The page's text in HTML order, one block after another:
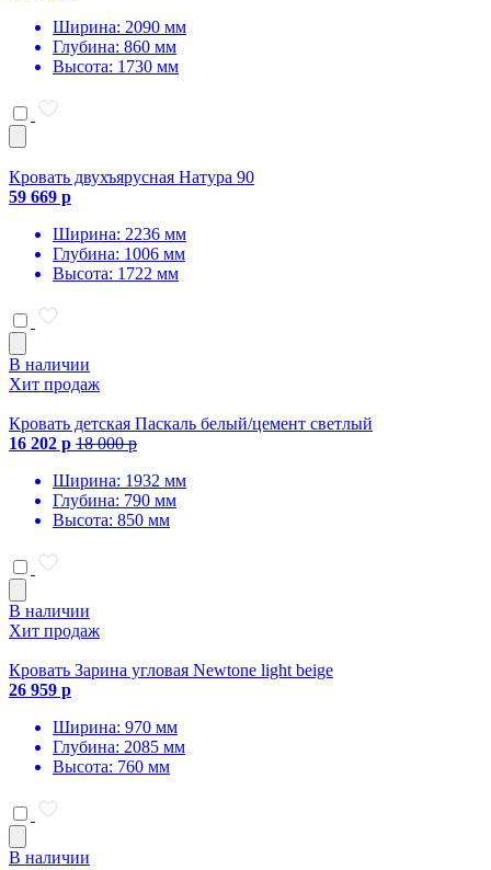
Ширина: 2090 мм
Глубина: 860 мм
Высота: 1730 мм
Кровать двухъярусная Натура 90
59 669 р
Ширина: 2236 мм
Глубина: 1006 мм
Высота: 1722 мм
В наличии
Хит продаж
Кровать детская Паскаль белый/цемент светлый
16 202 р 18 000 р
Ширина: 1932 мм
Глубина: 790 мм
Высота: 850 мм
В наличии
Хит продаж
Кровать Зарина угловая Newtone light beige
26 959 р
Ширина: 970 мм
Глубина: 2085 мм
Высота: 760 мм
В наличии